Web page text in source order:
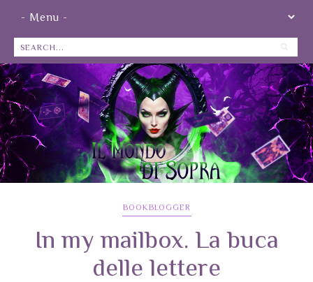
BOOKBLOGGER
In my mailbox. La buca
delle lettere